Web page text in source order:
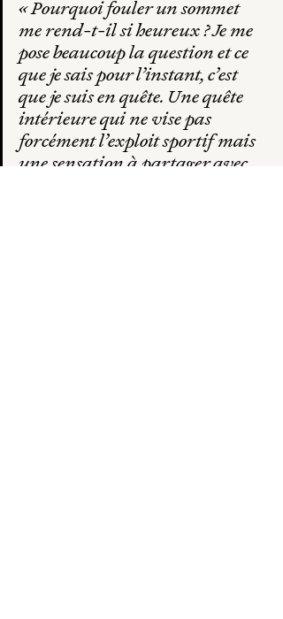
« Pourquoi fouler un sommet
me rend-t-il si heureux ? Je me
pose beaucoup la question et ce
que je sais pour l’instant, c’est
que je suis en quête. Une quête
intérieure qui ne vise pas
forcément l’exploit sportif mais
une sensation à partager avec